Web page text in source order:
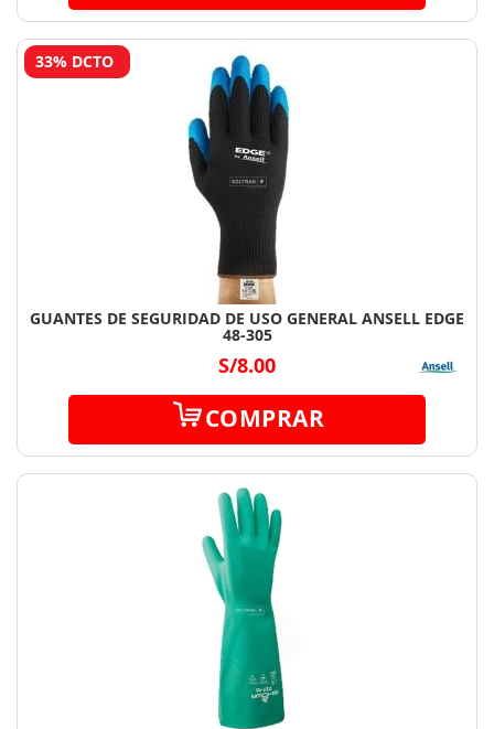
33% DCTO
GUANTES DE SEGURIDAD DE USO GENERAL ANSELL EDGE
48-305
S/8.00
COMPRAR